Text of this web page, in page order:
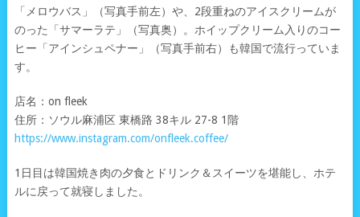
「メロウバス」（写真手前左）や、2段重ねのアイスクリームが
のった「サマーラテ」（写真奥）。ホイップクリーム入りのコー
ヒー「アインシュペナー」（写真手前右）も韓国で流行っていま
す。
店名：on fleek
住所：ソウル麻浦区 東橋路 38キル 27-8 1階
https://www.instagram.com/onfleek.coffee/
1日目は韓国焼き肉の夕食とドリンク＆スイーツを堪能し、ホテ
ルに戻って就寝しました。